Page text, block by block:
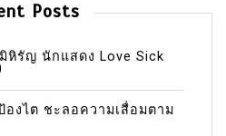
Posts
หิรัญ นักแสดง Love Sick
งไต ชะลอความเสื่อมตาม